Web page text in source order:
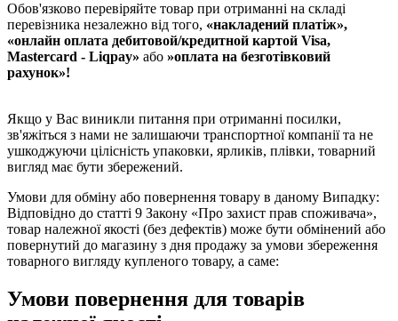
Обов'язково перевіряйте товар при отриманні на складі
перевізника незалежно від того, «накладений платіж»,
«онлайн оплата дебитовой/кредитной картой Visa,
Mastercard - Liqpay» або »оплата на безготівковий
рахунок»!
Якщо у Вас виникли питання при отриманні посилки,
зв'яжіться з нами не залишаючи транспортної компанії та не
ушкоджуючи цілісність упаковки, ярликів, плівки, товарний
вигляд має бути збережений.
Умови для обміну або повернення товару в даному Випадку:
Відповідно до статті 9 Закону «Про захист прав споживача»,
товар належної якості (без дефектів) може бути обмінений або
повернутий до магазину з дня продажу за умови збереження
товарного вигляду купленого товару, а саме:
Умови повернення для товарів